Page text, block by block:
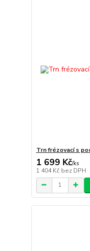
Trn frézovací s
1 699 Kč/ks
1 404 Kč bez DPH